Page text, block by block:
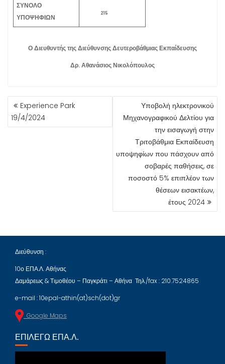
ΣΥΝΟΛΟ
ΥΠΟΨΗΦΙΩΝ
215
Ο Διευθυντής της Διεύθυνσης Δευτεροβάθμιας Εκπαίδευσης
Δρ. Αθανάσιος Νικολόπουλος
ΠΛΟΉΓΗΣΗ
ΆΡΘΡΩΝ
Experience Park
19/4/2024
Υποβολή ηλεκτρονικού
Μηχανογραφικού Δελτίου για
την εισαγωγή στην
Τριτοβάθμια Εκπαίδευση
υποψηφίων που πάσχουν από
σοβαρές παθήσεις, σε
ποσοστό 5% επιπλέον των
θέσεων εισακτέων,
έτους 2024
Διεύθυνση :
10ο ΕΠΑ.Λ. Αθήνας
Δαμάρεως & Τιμοθέου – Παγκράτι – Αθήνα Τηλ./fax : 210.7524865
e-mail : 10epal-athin(at)sch(dot)gr
Google Maps
ΕΠΙΛΈΓΩ ΕΠΑ.Λ.